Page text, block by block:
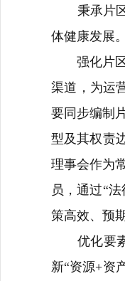
秉承片区
体健康发展
强化片区
渠道，为运
要同步编制
型及其权责
理事会作为
员，通过“
策高效、预
优化要素
新“资源+资